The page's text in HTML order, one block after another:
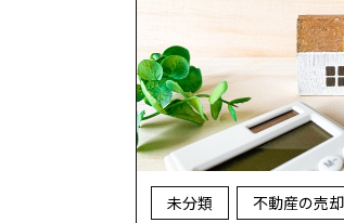
未分類 不動産の売却